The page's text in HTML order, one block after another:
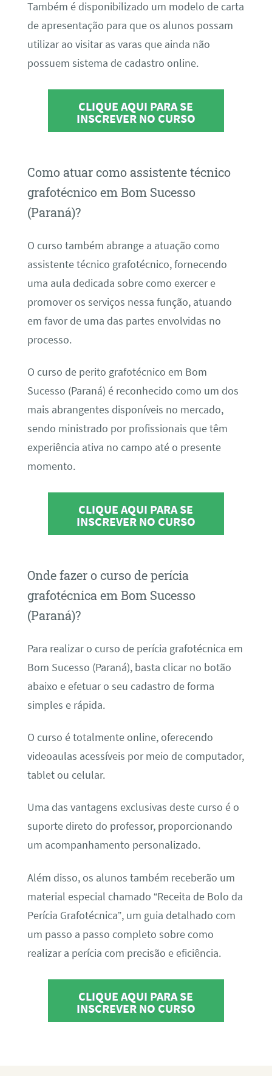
Também é disponibilizado um modelo de carta
de apresentação para que os alunos possam
utilizar ao visitar as varas que ainda não
possuem sistema de cadastro online.
CLIQUE AQUI PARA SE
INSCREVER NO CURSO
Como atuar como assistente técnico
grafotécnico em Bom Sucesso
(Paraná)?
O curso também abrange a atuação como
assistente técnico grafotécnico, fornecendo
uma aula dedicada sobre como exercer e
promover os serviços nessa função, atuando
em favor de uma das partes envolvidas no
processo.
O curso de perito grafotécnico em Bom
Sucesso (Paraná) é reconhecido como um dos
mais abrangentes disponíveis no mercado,
sendo ministrado por profissionais que têm
experiência ativa no campo até o presente
momento.
CLIQUE AQUI PARA SE
INSCREVER NO CURSO
Onde fazer o curso de perícia
grafotécnica em Bom Sucesso
(Paraná)?
Para realizar o curso de perícia grafotécnica em
Bom Sucesso (Paraná), basta clicar no botão
abaixo e efetuar o seu cadastro de forma
simples e rápida.
O curso é totalmente online, oferecendo
videoaulas acessíveis por meio de computador,
tablet ou celular.
Uma das vantagens exclusivas deste curso é o
suporte direto do professor, proporcionando
um acompanhamento personalizado.
Além disso, os alunos também receberão um
material especial chamado “Receita de Bolo da
Perícia Grafotécnica”, um guia detalhado com
um passo a passo completo sobre como
realizar a perícia com precisão e eficiência.
CLIQUE AQUI PARA SE
INSCREVER NO CURSO